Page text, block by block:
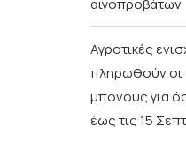
αιγοπροβάτων
Αγροτικές
πληρωθούν οι
μπόνους για
έως τις 15